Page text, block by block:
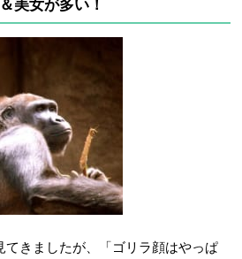
美女が多い！
てきましたが、「ゴリラ顔はやっぱ